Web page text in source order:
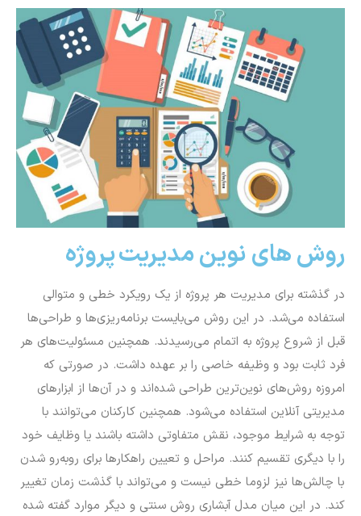
روش های نوین مدیریت پروژه
در گذشته برای مدیریت هر پروژه از یک رویکرد خطی و متوالی
استفاده می‌شد. در این روش می‌بایست برنامه‌ریزی‌ها و طراحی‌ها
قبل از شروع پروژه به اتمام می‌رسیدند. همچنین مسئولیت‌های هر
فرد ثابت بود و وظیفه خاصی را بر عهده داشت. در صورتی که
امروزه روش‌های نوین‌ترین طراحی شده‌اند و در آن‌ها از ابزارهای
مدیریتی آنلاین استفاده می‌شود. همچنین کارکنان می‌توانند با
توجه به شرایط موجود، نقش متفاوتی داشته باشند یا وظایف خود
را با دیگری تقسیم کنند. مراحل و تعیین راهکارها برای روبه‌رو شدن
با چالش‌ها نیز لزوما خطی نیست و می‌تواند با گذشت زمان تغییر
کند. در این میان مدل آبشاری روش سنتی و دیگر موارد گفته شده